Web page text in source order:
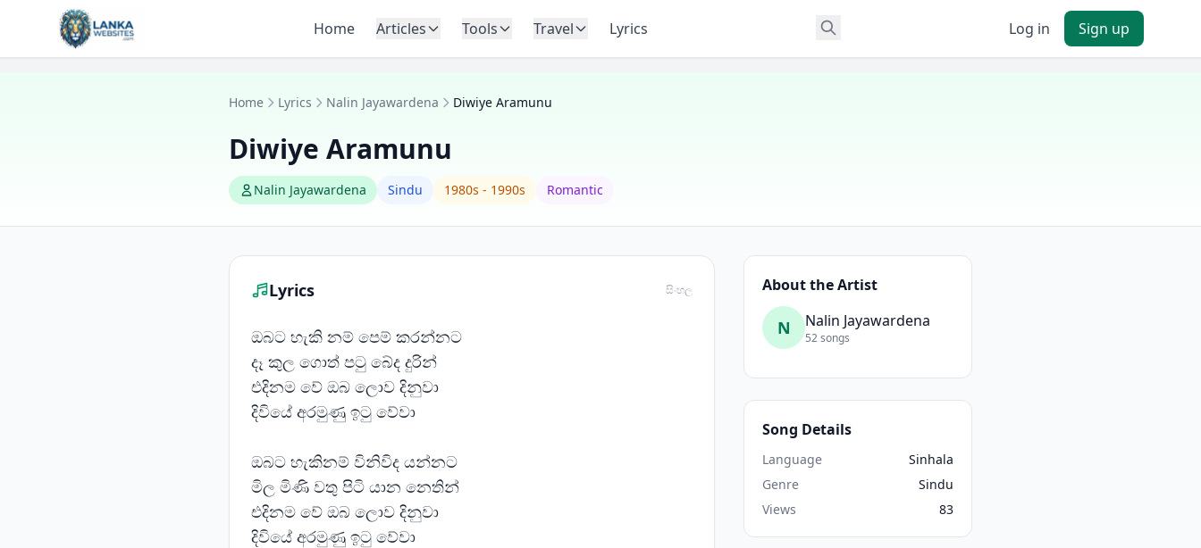
Skip to content
Home Articles Tools Travel Lyrics Log in Sign up
Home Lyrics Nalin Jayawardena Diwiye Aramunu
Diwiye Aramunu
Nalin Jayawardena Sindu 1980s - 1990s Romantic
Lyrics සිංහල
ඔබට හැකි නම් පෙම් කරන්නට
දෑ කුල ගොත් පටු බේද දුරින්
එදිනම වේ ඔබ ලොව දිනුවා
දිවියේ අරමුණු ඉටු වේවා
ඔබට හැකිනම් විනිවිද යන්නට
මිල මිණි වතු පිටි යාන නෙතින්
එදිනම වේ ඔබ ලොව දිනුවා
දිවියේ අරමුණු ඉටු වේවා
About the Artist
N Nalin Jayawardena
52 songs
Song Details
Language
Sinhala
Genre
Sindu
Views
83